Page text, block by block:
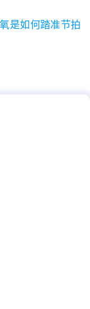
是如何踏准节拍